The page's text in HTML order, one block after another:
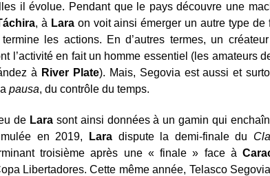
il évolue. Pendant que le pays découvre une
áchira, à Laraon voit ainsi émerger un autre type de
les actions. En d’autres termes, un
l’activité en fait un homme essentiel (les amateurs
à River Plate). Mais, Segovia est aussi et
pausa, du contrôle du temps.
de Lara sont ainsi données à un gamin qui
en 2019,
Lara dispute la demi-finale du
troisième après une « finale » face à
Libertadores. Cette même année, Telasco